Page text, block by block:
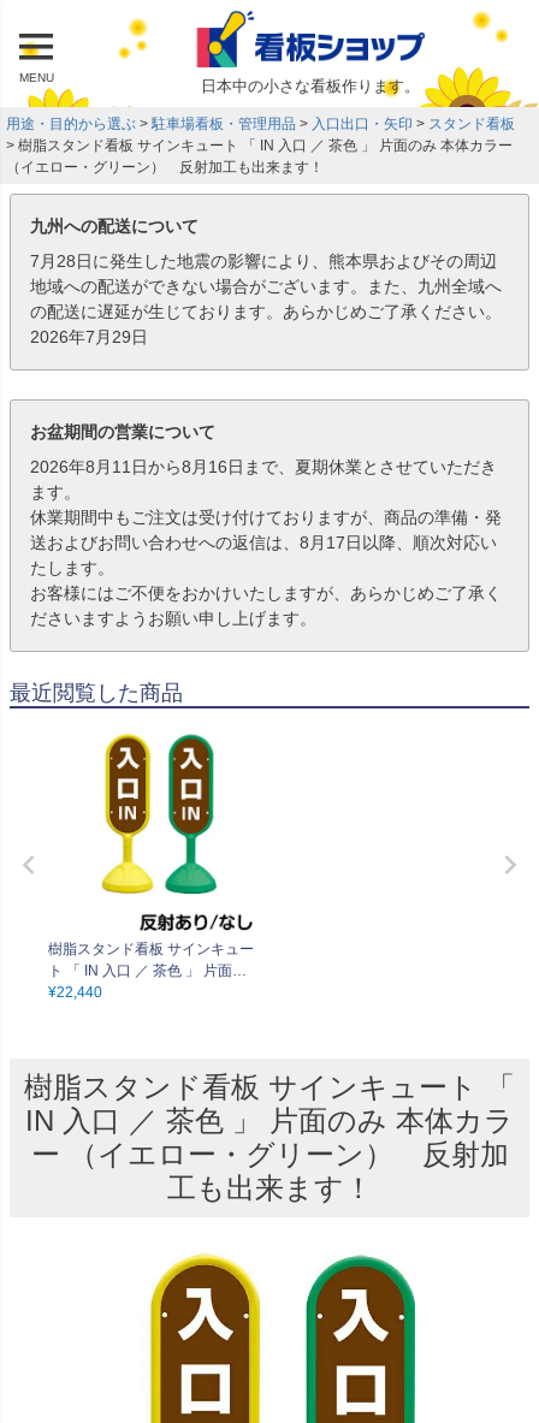
MENU 日本中の小さな看板作ります。
用途・目的から選ぶ 駐車場看板・管理用品 入口出口・矢印
スタンド看板
樹脂スタンド看板 サインキュート 「 IN 入口 ／ 茶色 」 片面のみ 本体カラー
（イエロー・グリーン） 反射加工も出来ます！
九州への配送について
7月28日に発生した地震の影響により、熊本県およびその周辺
地域への配送ができない場合がございます。また、九州全域へ
の配送に遅延が生じております。あらかじめご了承ください。
2026年7月29日
お盆期間の営業について
2026年8月11日から8月16日まで、夏期休業とさせていただき
ます。
休業期間中もご注文は受け付けておりますが、商品の準備・発
送およびお問い合わせへの返信は、8月17日以降、順次対応い
たします。
お客様にはご不便をおかけいたしますが、あらかじめご了承く
ださいますようお願い申し上げます。
最近閲覧した商品
樹脂スタンド看板 サインキュー
ト 「 IN 入口 ／ 茶色 」 片面の
み 本体カラー （イエロー・グリ
¥22,440
樹脂スタンド看板 サインキュート 「
IN 入口 ／ 茶色 」 片面のみ 本体カラ
ー （イエロー・グリーン） 反射加
工も出来ます！